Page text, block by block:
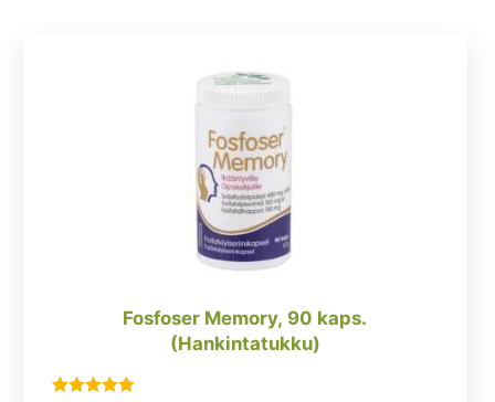
Fosfoser Memory, 90 kaps.
(Hankintatukku)